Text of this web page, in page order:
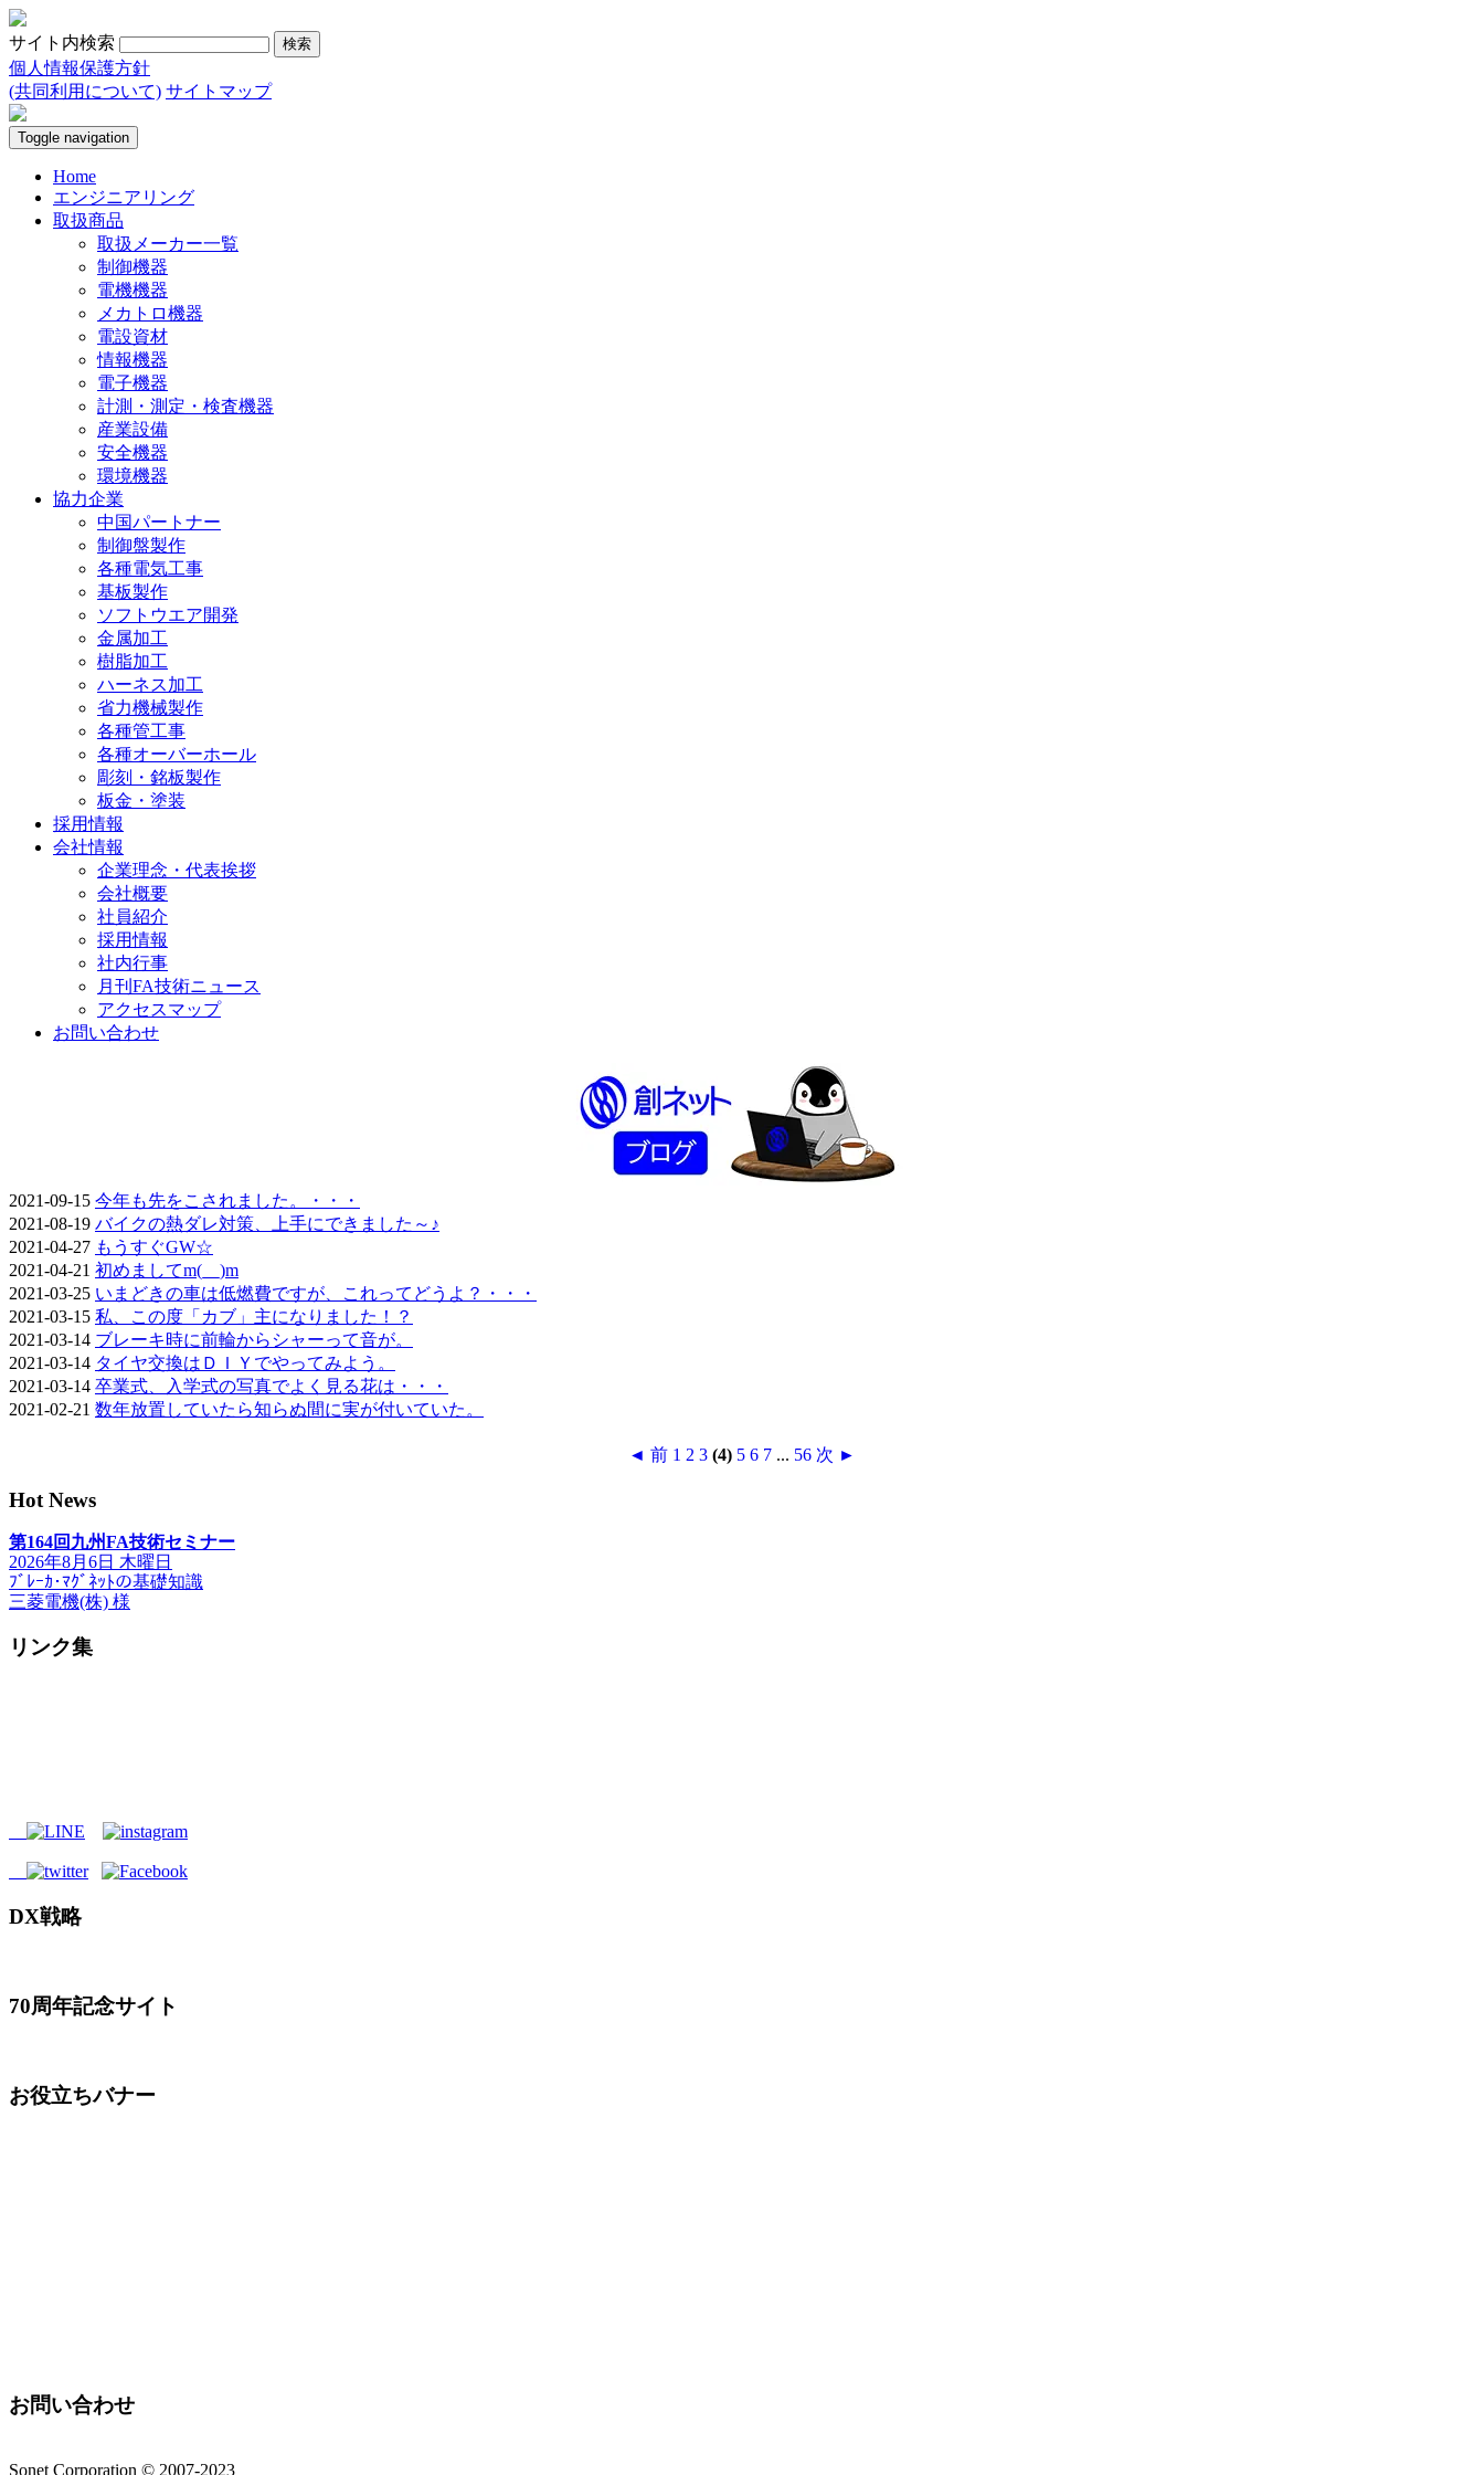
サイト内検索
個人情報保護方針
(共同利用について) サイトマップ
Toggle navigation
Home
エンジニアリング
取扱商品
取扱メーカー一覧
制御機器
電機機器
メカトロ機器
電設資材
情報機器
電子機器
計測・測定・検査機器
産業設備
安全機器
環境機器
協力企業
中国パートナー
制御盤製作
各種電気工事
基板製作
ソフトウエア開発
金属加工
樹脂加工
ハーネス加工
省力機械製作
各種管工事
各種オーバーホール
彫刻・銘板製作
板金・塗装
採用情報
会社情報
企業理念・代表挨拶
会社概要
社員紹介
採用情報
社内行事
月刊FA技術ニュース
アクセスマップ
お問い合わせ
2021-09-15 今年も先をこされました。・・・
2021-08-19 バイクの熱ダレ対策、上手にできました～♪
2021-04-27 もうすぐGW☆
2021-04-21 初めましてm(__)m
2021-03-25 いまどきの車は低燃費ですが、これってどうよ？・・・
2021-03-15 私、この度「カブ」主になりました！？
2021-03-14 ブレーキ時に前輪からシャーって音が。
2021-03-14 タイヤ交換はＤＩＹでやってみよう。
2021-03-14 卒業式、入学式の写真でよく見る花は・・・
2021-02-21 数年放置していたら知らぬ間に実が付いていた。
◄ 前 1 2 3 (4) 5 6 7 ... 56 次 ►
Hot News
第164回九州FA技術セミナー
2026年8月6日 木曜日
ﾌﾞﾚｰｶ･ﾏｸﾞﾈｯﾄの基礎知識
三菱電機(株) 様
リンク集
DX戦略
70周年記念サイト
お役立ちバナー
お問い合わせ
Sonet Corporation © 2007-2023